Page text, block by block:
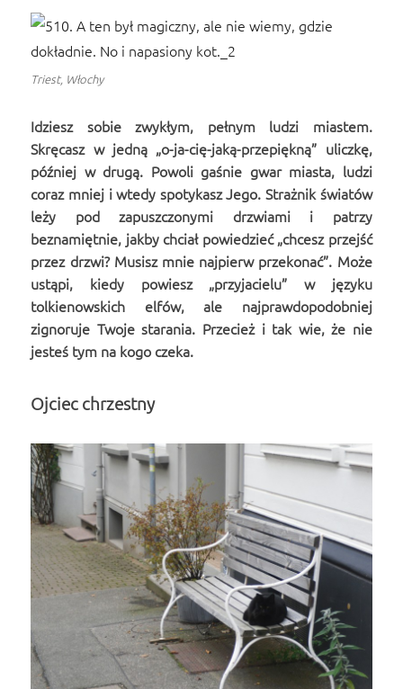
Triest, Włochy
Idziesz sobie zwykłym, pełnym ludzi miastem.
Skręcasz w jedną „o-ja-cię-jaką-przepiękną” uliczkę,
później w drugą. Powoli gaśnie gwar miasta, ludzi
coraz mniej i wtedy spotykasz Jego. Strażnik światów
leży pod zapuszczonymi drzwiami i patrzy
beznamiętnie, jakby chciał powiedzieć „chcesz przejść
przez drzwi? Musisz mnie najpierw przekonać”. Może
ustąpi, kiedy powiesz „przyjacielu” w języku
tolkienowskich elfów, ale najprawdopodobniej
zignoruje Twoje starania. Przecież i tak wie, że nie
jesteś tym na kogo czeka.
Ojciec chrzestny